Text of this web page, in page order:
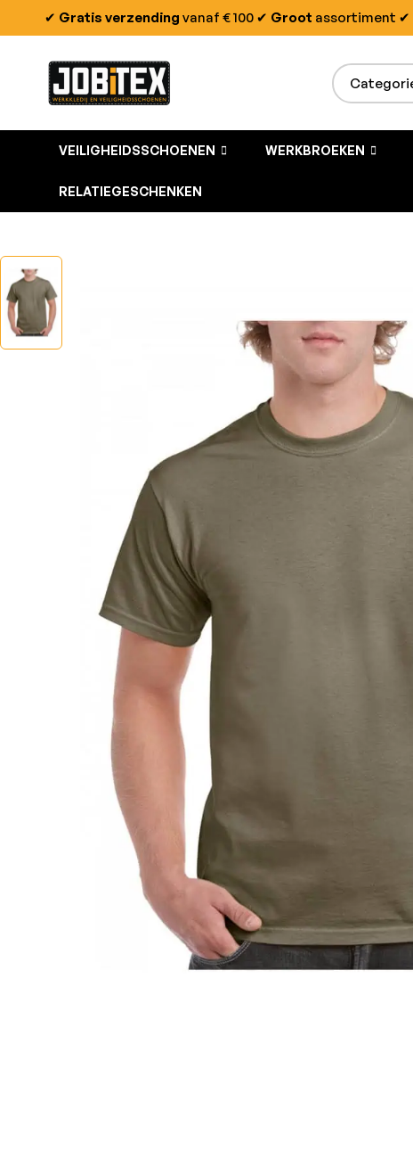
✔ Gratis verzending vanaf € 100 ✔ Groot assortiment ✔
VEILIGHEIDSSCHOENEN WERKBROEKEN
RELATIEGESCHENKEN